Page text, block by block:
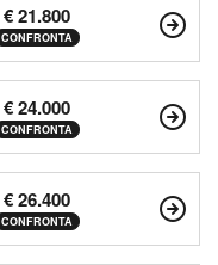
€ 21.800
CONFRONTA
€ 24.000
CONFRONTA
€ 26.400
CONFRONTA